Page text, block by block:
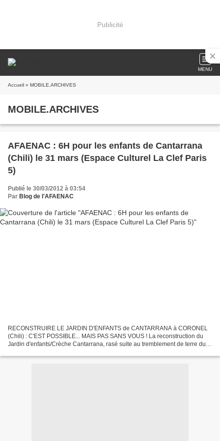
Publicité
MENU
Accueil » MOBILE.ARCHIVES
MOBILE.ARCHIVES
AFAENAC : 6H pour les enfants de Cantarrana
(Chili) le 31 mars (Espace Culturel La Clef Paris
5)
Publié le 30/03/2012 à 03:54
Par Blog de l'AFAENAC
RECONSTRUIRE LE JARDIN D'ENFANTS de CANTARRANA à CORONEL
(Chili) : C'EST POSSIBLE... MAIS PAS SANS VOUS ! La reconstruction du
Jardin d'enfants/Crèche Cantarrana, rasé suite au tremblement de terre du